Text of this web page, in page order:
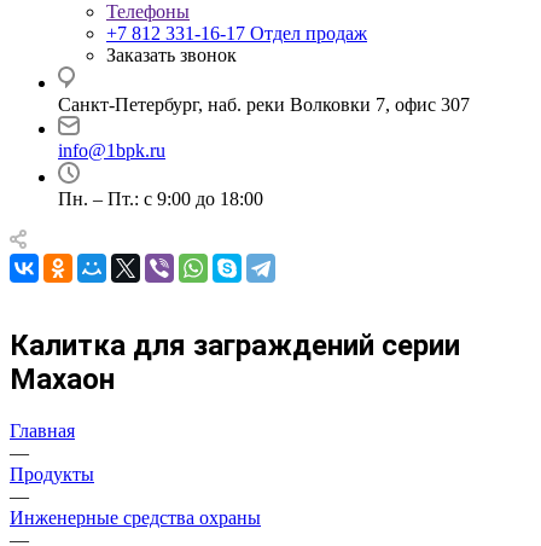
Телефоны
+7 812 331-16-17 Отдел продаж
Заказать звонок
Санкт-Петербург, наб. реки Волковки 7, офис 307
info@1bpk.ru
Пн. – Пт.: с 9:00 до 18:00
Калитка для заграждений серии
Махаон
Главная
—
Продукты
—
Инженерные средства охраны
—